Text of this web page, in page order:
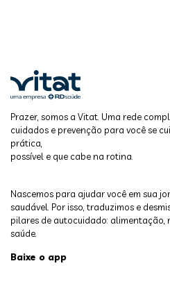
Prazer, somos a Vitat. Uma rede
cuidados e prevenção para você se
prática,
possível e que cabe na rotina.
Nascemos para ajudar você em sua
saudável. Por isso, traduzimos e
pilares de autocuidado: alimentação,
saúde.
Baixe o app